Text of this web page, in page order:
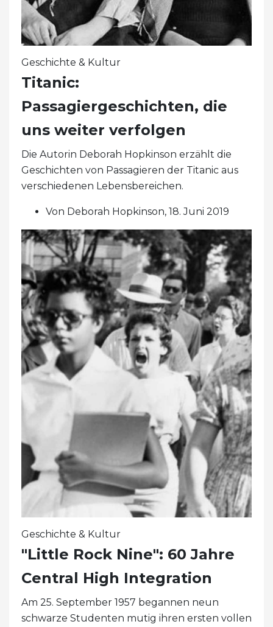
Geschichte & Kultur
Titanic:
Passagiergeschichten, die
uns weiter verfolgen
Die Autorin Deborah Hopkinson erzählt die
Geschichten von Passagieren der Titanic aus
verschiedenen Lebensbereichen.
Von Deborah Hopkinson, 18. Juni 2019
Geschichte & Kultur
"Little Rock Nine": 60 Jahre
Central High Integration
Am 25. September 1957 begannen neun
schwarze Studenten mutig ihren ersten vollen